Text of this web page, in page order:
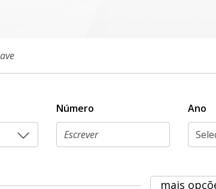
Número
Ano
mais